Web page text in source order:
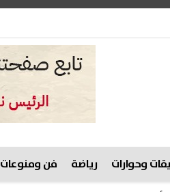
وحوارات رياضة فن ومنوعات